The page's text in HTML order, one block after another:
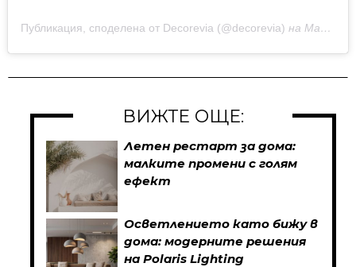
Публикация, споделена от Decorevia (@decorevia) на Май 16, 2020 в 3:38 PDT
ВИЖТЕ ОЩЕ:
Летен рестарт за дома:
малките промени с голям
ефект
Осветлението като бижу в
дома: модерните решения
на Polaris Lighting